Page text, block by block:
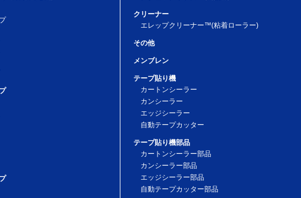
クリーナー
エレップクリーナー™(粘着ローラー)
その他
メンブレン
テープ貼り機
カートンシーラー
カンシーラー
エッジシーラー
自動テープカッター
テープ貼り機部品
カートンシーラー部品
カンシーラー部品
エッジシーラー部品
自動テープカッター部品